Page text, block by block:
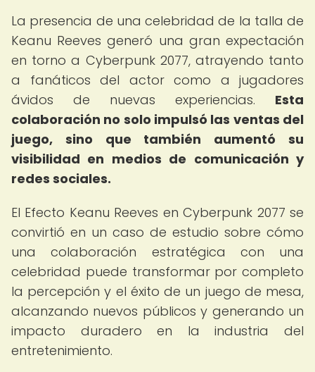
La presencia de una celebridad de la talla de
Keanu Reeves generó una gran expectación
en torno a Cyberpunk 2077, atrayendo tanto
a fanáticos del actor como a jugadores
ávidos de nuevas experiencias. Esta
colaboración no solo impulsó las ventas del
juego, sino que también aumentó su
visibilidad en medios de comunicación y
redes sociales.
El Efecto Keanu Reeves en Cyberpunk 2077 se
convirtió en un caso de estudio sobre cómo
una colaboración estratégica con una
celebridad puede transformar por completo
la percepción y el éxito de un juego de mesa,
alcanzando nuevos públicos y generando un
impacto duradero en la industria del
entretenimiento.